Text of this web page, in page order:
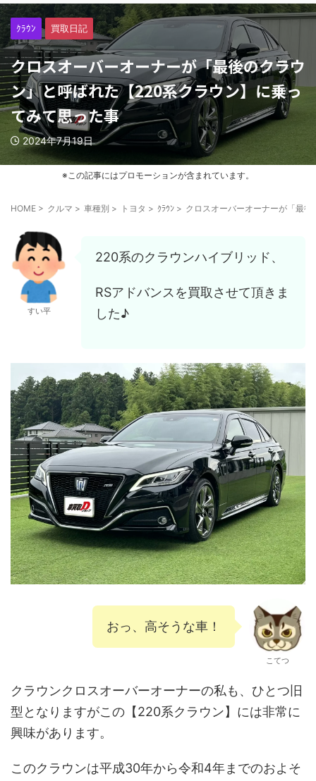
ｸﾗｳﾝ 買取日記
クロスオーバーオーナーが「最後のクラウ
ン」と呼ばれた【220系クラウン】に乗っ
てみて思った事
2024年7月19日
※この記事にはプロモーションが含まれています。
HOME > クルマ > 車種別 > トヨタ > ｸﾗｳﾝ > クロスオーバーオーナーが「最
すい平
220系のクラウンハイブリッド、
RSアドバンスを買取させて頂きま
した♪
おっ、高そうな車！
こてつ
クラウンクロスオーバーオーナーの私も、ひとつ旧
型となりますがこの【220系クラウン】には非常に
興味があります。
このクラウンは平成30年から令和4年までのおよそ